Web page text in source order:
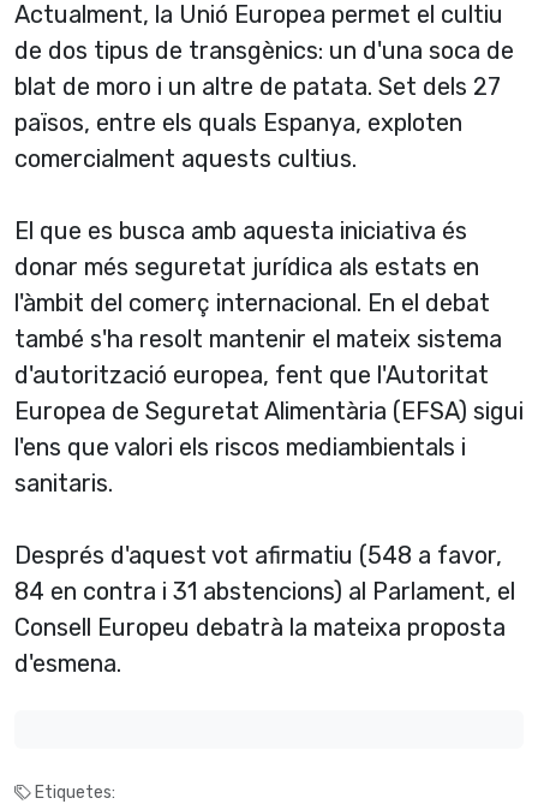
Actualment, la Unió Europea permet el cultiu
de dos tipus de transgènics: un d'una soca de
blat de moro i un altre de patata. Set dels 27
països, entre els quals Espanya, exploten
comercialment aquests cultius.
El que es busca amb aquesta iniciativa és
donar més seguretat jurí­dica als estats en
l'àmbit del comerç internacional. En el debat
també s'ha resolt mantenir el mateix sistema
d'autorització europea, fent que l'Autoritat
Europea de Seguretat Alimentària (EFSA) sigui
l'ens que valori els riscos mediambientals i
sanitaris.
Després d'aquest vot afirmatiu (548 a favor,
84 en contra i 31 abstencions) al Parlament, el
Consell Europeu debatrà la mateixa proposta
d'esmena.
Etiquetes: